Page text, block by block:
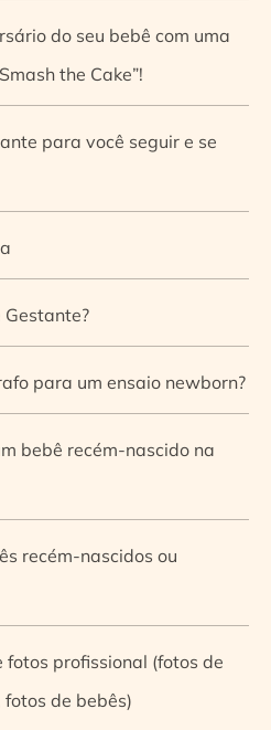
do seu bebê com uma
the Cake”!
para você seguir e se
Gestante?
para um ensaio newborn?
bebê recém-nascido na
recém-nascidos ou
fotos profissional (fotos de
de bebês)